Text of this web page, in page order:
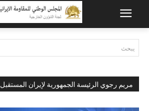
يبحث
مريم رجوي الرئيسة الجمهورية لإيران المستقبل